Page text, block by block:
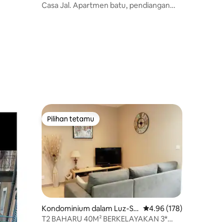
ces de Ara
Casa Jal. Apartmen batu, pendiangan
Pilihan tetamu
Pilihan tetamu
Kondominium dalam Luz-Sai
nt-Sauveur
Penarafan purata 4.96
4.96 (178)
T2 BAHARU 40M² BERKELAYAKAN 3*